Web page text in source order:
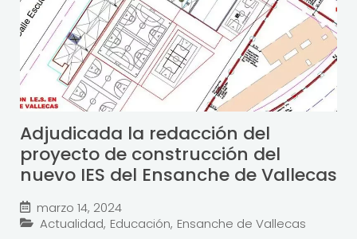
Adjudicada la redacción del
proyecto de construcción del
nuevo IES del Ensanche de Vallecas
marzo 14, 2024
Actualidad, Educación, Ensanche de Vallecas